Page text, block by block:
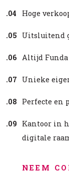
.04 Hoge
.05 Uitsluitend
.06 Altijd
.07 Unieke
.08 Perfecte en
.09
Kantoor in
digitale
NEEM